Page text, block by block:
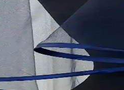
Süsü: Şık ve Zarif
estetik ve detaylı işçiliğiyle öne
Kına Gecesi Malzemeleri
seti, yüksek kalite ve şıklık
Beyaz Söz ve Nişan